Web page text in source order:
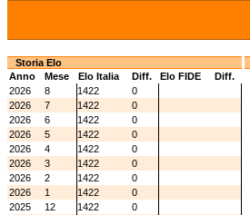
Storia Elo
Anno
Mese Elo Italia Diff. Elo FIDE
Diff.
2026
8 1422
0
2026
7 1422
0
2026
6 1422
0
2026
5 1422
0
2026
4 1422
0
2026
3 1422
0
2026
2 1422
0
2026
1 1422
0
2025
12 1422
0